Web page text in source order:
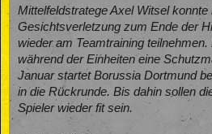
Mittelfeldstratege Axel Witsel konnte
Gesichtsverletzung zum Ende der
wieder am Teamtraining teilnehmen.
während der Einheiten eine
Januar startet Borussia Dortmund
in die Rückrunde. Bis dahin sollen
Spieler wieder fit sein.